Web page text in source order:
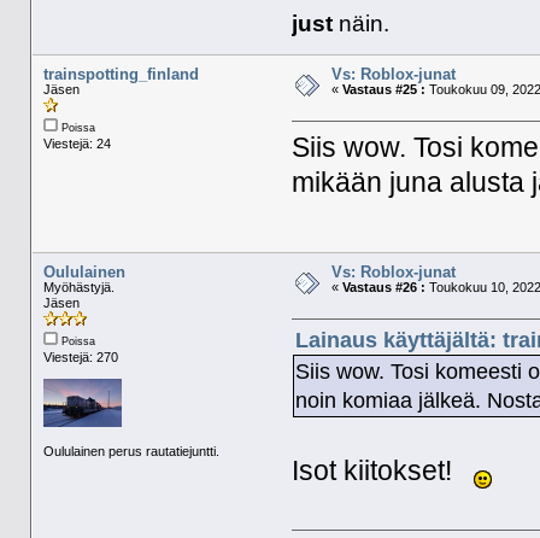
just näin.
trainspotting_finland
Jäsen
Poissa
Viestejä: 24
Vs: Roblox-junat
« Vastaus #25 : Toukokuu 09,
Siis wow. Tosi
mikään juna alusta
Oululainen
Myöhästyjä.
Jäsen
Poissa
Viestejä: 270
Oululainen perus rautatiejuntti.
Vs: Roblox-junat
« Vastaus #26 : Toukokuu 10,
Lainaus käyttäjältä:
Siis wow. Tosi komeesti
noin komiaa jälkeä.
Isot kiitokset!